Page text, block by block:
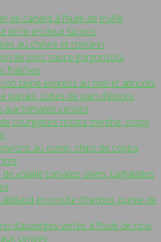
de canard à l’huile de truffe,
terre en deux façons
au chèvre et romarin
de porc sauce gorgonzola,
fraîches
tajine express au miel et abricots
panais, cubes de pain d’épices
aux tomates cerises
courgettes ricotta menthe, crispy
au cumin, chips de coppa
volaille tomates olives, tagliatelles
en croûte d’herbes, purée de
d’asperges vertes à l’huile de noix
cerises